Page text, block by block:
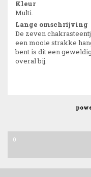
Kleur
Multi.
Lange omschrijving
De zeven
een mooie strakke
bent is dit een
overal bij.
0